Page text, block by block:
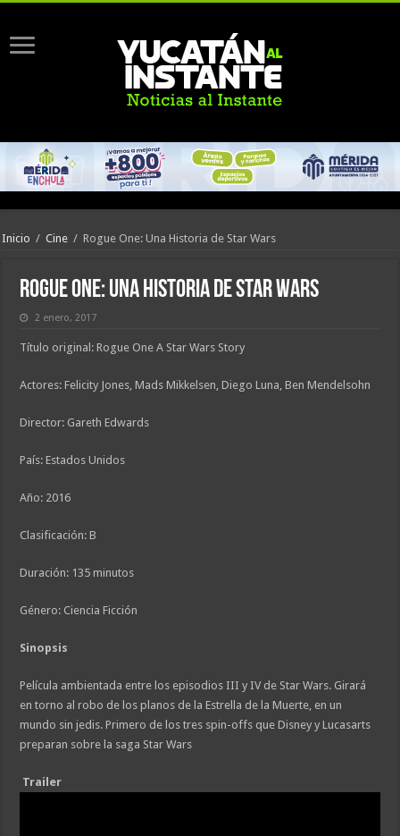
Inicio / Cine / Rogue One: Una Historia de Star Wars
Rogue One: Una Historia de Star Wars
2 enero, 2017
Título original: Rogue One A Star Wars Story
Actores: Felicity Jones, Mads Mikkelsen, Diego Luna, Ben Mendelsohn
Director: Gareth Edwards
País: Estados Unidos
Año: 2016
Clasificación: B
Duración: 135 minutos
Género: Ciencia Ficción
Sinopsis
Película ambientada entre los episodios III y IV de Star Wars. Girará
en torno al robo de los planos de la Estrella de la Muerte, en un
mundo sin jedis. Primero de los tres spin-offs que Disney y Lucasarts
preparan sobre la saga Star Wars
Trailer